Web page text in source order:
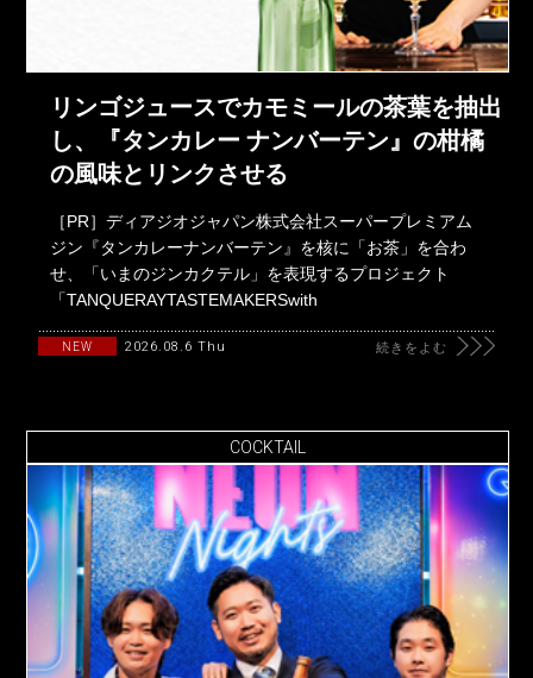
リンゴジュースでカモミールの茶葉を抽出
し、『タンカレー ナンバーテン』の柑橘
の風味とリンクさせる
［PR］ディアジオジャパン株式会社スーパープレミアム
ジン『タンカレーナンバーテン』を核に「お茶」を合わ
せ、「いまのジンカクテル」を表現するプロジェクト
「TANQUERAYTASTEMAKERSwith
NEW 2026.08.6 Thu 続きをよむ
COCKTAIL